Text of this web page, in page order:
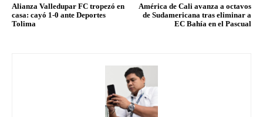
Alianza Valledupar FC tropezó en
casa: cayó 1-0 ante Deportes
Tolima
América de Cali avanza a octavos
de Sudamericana tras eliminar a
EC Bahía en el Pascual